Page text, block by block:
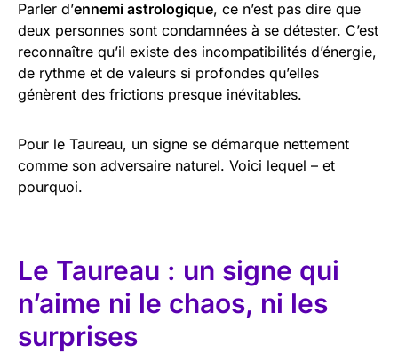
Parler d’ennemi astrologique, ce n’est pas dire que
deux personnes sont condamnées à se détester. C’est
reconnaître qu’il existe des incompatibilités d’énergie,
de rythme et de valeurs si profondes qu’elles
génèrent des frictions presque inévitables.
Pour le Taureau, un signe se démarque nettement
comme son adversaire naturel. Voici lequel – et
pourquoi.
Le Taureau : un signe qui
n’aime ni le chaos, ni les
surprises